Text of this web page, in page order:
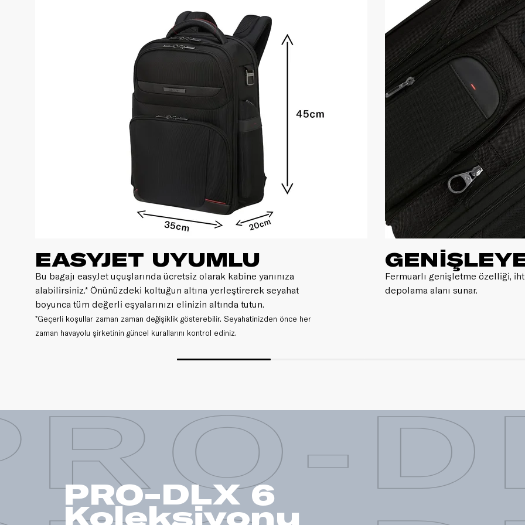
EASYJET UYUMLU
Bu bagajı easyJet uçuşlarında ücretsiz olarak kabine yanınıza
alabilirsiniz.* Önünüzdeki koltuğun altına yerleştirerek seyahat
boyunca tüm değerli eşyalarınızı elinizin altında tutun.
*Geçerli koşullar zaman zaman değişiklik gösterebilir. Seyahatinizden önce her
zaman havayolu şirketinin güncel kurallarını kontrol ediniz.
Fermuarlı genişletme özelliği,
depolama alanı sunar.
PRO-DLX 6
Koleksiyonu